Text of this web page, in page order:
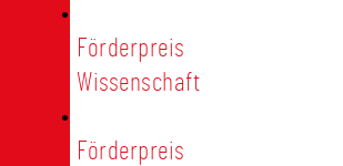
Förderpreis
Wissenschaft
Förderpreis